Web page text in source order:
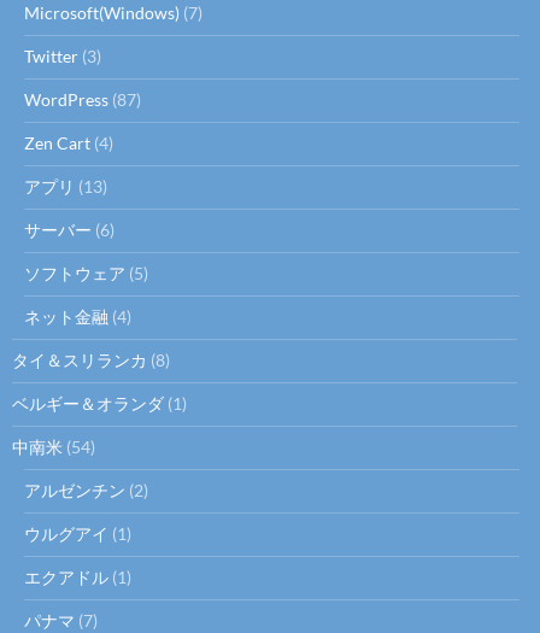
Microsoft(Windows) (7)
Twitter (3)
WordPress (87)
Zen Cart (4)
アプリ (13)
サーバー (6)
ソフトウェア (5)
ネット金融 (4)
タイ＆スリランカ (8)
ベルギー＆オランダ (1)
中南米 (54)
アルゼンチン (2)
ウルグアイ (1)
エクアドル (1)
パナマ (7)